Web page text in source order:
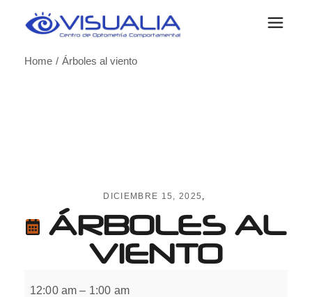
Home
Árboles al viento
DICIEMBRE 15, 2025
ÁRBOLES AL
VIENTO
al12:00 am – 1:00 am